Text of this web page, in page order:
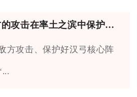
击在率土之滨中保护好汉弓
方攻击、保护好汉弓核心阵